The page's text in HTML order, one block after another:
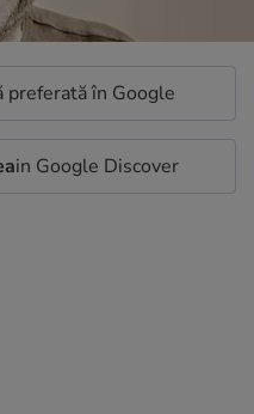
preferată în Google
in Google Discover